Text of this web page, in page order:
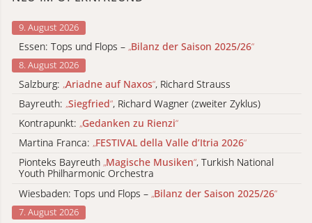
9. August 2026
Essen: Tops und Flops – „Bilanz der Saison 2025/26“
8. August 2026
Salzburg: „Ariadne auf Naxos“, Richard Strauss
Bayreuth: „Siegfried“, Richard Wagner (zweiter Zyklus)
Kontrapunkt: „Gedanken zu Rienzi“
Martina Franca: „FESTIVAL della Valle d’Itria 2026“
Pionteks Bayreuth „Magische Musiken“, Turkish National
Youth Philharmonic Orchestra
Wiesbaden: Tops und Flops – „Bilanz der Saison 2025/26“
7. August 2026